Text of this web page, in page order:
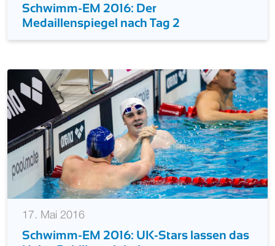
Schwimm-EM 2016: Der
Medaillenspiegel nach Tag 2
17. Mai 2016
Schwimm-EM 2016: UK-Stars lassen das